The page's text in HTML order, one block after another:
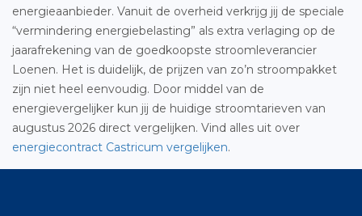
energieaanbieder. Vanuit de overheid verkrijg jij de speciale
“vermindering energiebelasting” als extra verlaging op de
jaarafrekening van de goedkoopste stroomleverancier
Loenen. Het is duidelijk, de prijzen van zo’n stroompakket
zijn niet heel eenvoudig. Door middel van de
energievergelijker kun jij de huidige stroomtarieven van
augustus 2026 direct vergelijken. Vind alles uit over
energiecontract Castricum vergelijken.